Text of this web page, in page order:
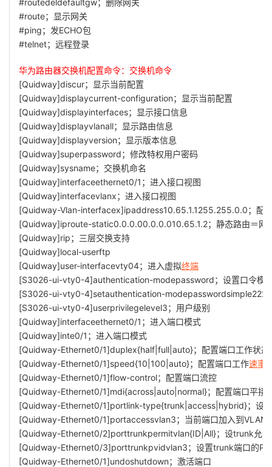
#routedeldefaultgw；删除网关
#route；显示网关
#ping；发ECHO包
#telnet；远程登录
华为路由器交换机配置命令：交换机命令
[Quidway]discur；显示当前配置
[Quidway]displaycurrent-configuration；显示当前配置
[Quidway]displayinterfaces；显示接口信息
[Quidway]displayvlanall；显示路由信息
[Quidway]displayversion；显示版本信息
[Quidway]superpassword；修改特权用户密码
[Quidway]sysname；交换机命名
[Quidway]interfaceethernet0/1；进入接口视图
[Quidway]interfacevlanx；进入接口视图
[Quidway-Vlan-interfacex]ipaddress10.65.1.1255.255.0.0；配
[Quidway]iproute-static0.0.0.00.0.0.010.65.1.2；静态路由＝网
[Quidway]rip；三层交换支持
[Quidway]local-userftp
[Quidway]user-interfacevty04；进入虚拟终端
[S3026-ui-vty0-4]authentication-modepassword；设置口令模
[S3026-ui-vty0-4]setauthentication-modepasswordsimple222
[S3026-ui-vty0-4]userprivilegelevel3；用户级别
[Quidway]interfaceethernet0/1；进入端口模式
[Quidway]inte0/1；进入端口模式
[Quidway-Ethernet0/1]duplex{half|full|auto}；配置端口工作状态
[Quidway-Ethernet0/1]speed{10|100|auto}；配置端口工作速率
[Quidway-Ethernet0/1]flow-control；配置端口流控
[Quidway-Ethernet0/1]mdi{across|auto|normal}；配置端口平接
[Quidway-Ethernet0/1]portlink-type{trunk|access|hybrid}；设
[Quidway-Ethernet0/1]portaccessvlan3；当前端口加入到VLAN
[Quidway-Ethernet0/2]porttrunkpermitvlan{ID|All}；设trunk允
[Quidway-Ethernet0/3]porttrunkpvidvlan3；设置trunk端口的
[Quidway-Ethernet0/1]undoshutdown；激活端口